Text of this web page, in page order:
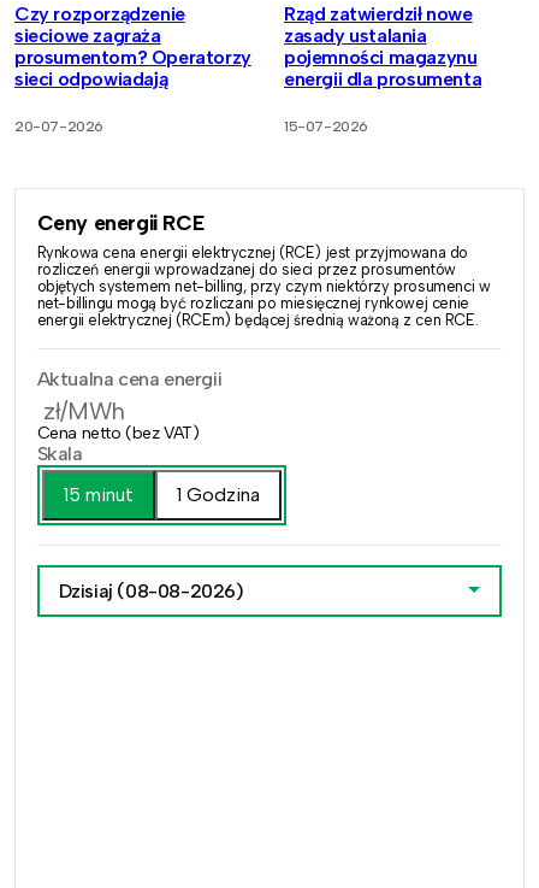
Czy rozporządzenie
sieciowe zagraża
prosumentom? Operatorzy
sieci odpowiadają
20-07-2026
Rząd zatwierdził nowe
zasady ustalania
pojemności magazynu
energii dla prosumenta
15-07-2026
Ceny energii RCE
Rynkowa cena energii elektrycznej (RCE) jest przyjmowana do
rozliczeń energii wprowadzanej do sieci przez prosumentów
objętych systemem net-billing, przy czym niektórzy prosumenci w
net-billingu mogą być rozliczani po miesięcznej rynkowej cenie
energii elektrycznej (RCEm) będącej średnią ważoną z cen RCE.
Aktualna cena energii
zł/MWh
Cena netto (bez VAT)
Skala
15 minut
1 Godzina
Dzisiaj (08-08-2026)